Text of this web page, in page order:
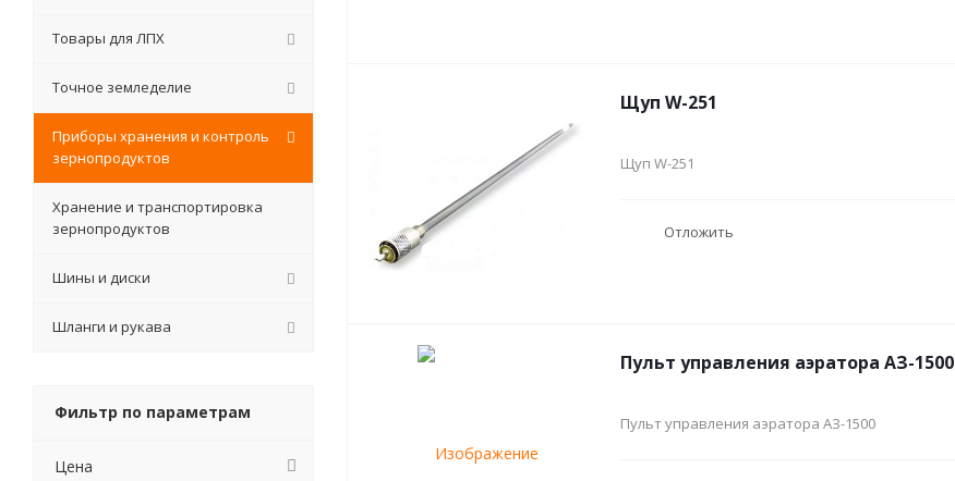
Щуп W-251
Щуп W-251
Отложить
Пульт управления аэратора АЗ-1500
Пульт управления аэратора АЗ-1500
Товары для ЛПХ
Точное земледелие
Приборы хранения и контроль
зернопродуктов
Хранение и транспортировка
зернопродуктов
Шины и диски
Шланги и рукава
Фильтр по параметрам
Цена